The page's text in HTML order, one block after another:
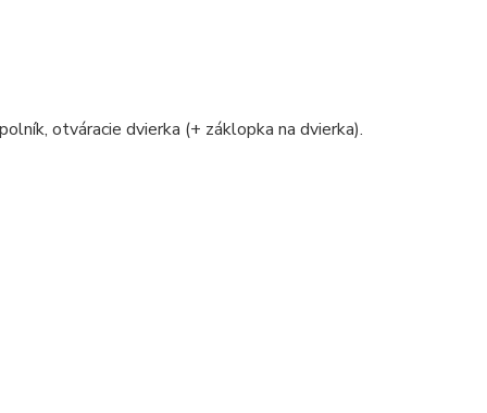
otváracie dvierka (+ záklopka na dvierka).